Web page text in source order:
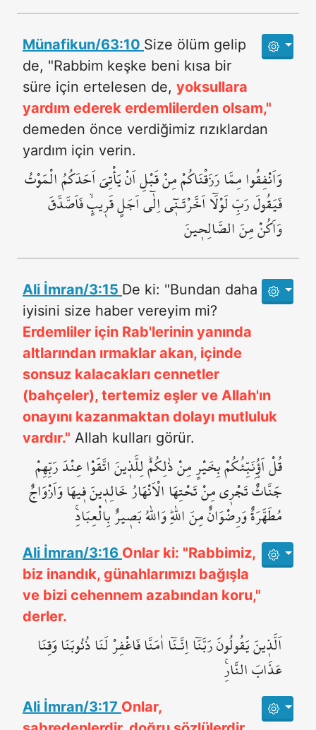
Münafikun/63:10 Size ölüm gelip
de, "Rabbim keşke beni kısa bir
süre için ertelesen de, yoksullara
yardım ederek erdemlilerden olsam,"
demeden önce verdiğimiz rızıklardan
yardım için verin.
وَاَنْفِقُوا مِمَّا رَزَقْنَاكُمْ مِنْ قَبْلِ اَنْ يَأْتِيَ اَحَدَكُمُ الْمَوْتُ
فَيَقُولَ رَبِّ لَوْلَٓا اَخَّرْتَـن۪ٓي اِلٰٓى اَجَلٍ قَر۪يبٍۙ فَاَصَّدَّقَ
وَاَكُنْ مِنَ الصَّالِح۪ينَ
Ali İmran/3:15 De ki: "Bundan daha
iyisini size haber vereyim mi?
Erdemliler için Rab'lerinin yanında
altlarından ırmaklar akan, içinde
sonsuz kalacakları cennetler
(bahçeler), tertemiz eşler ve Allah'ın
onayını kazanmaktan dolayı mutluluk
vardır." Allah kulları görür.
قُلْ اَؤُ۬نَبِّئُكُمْ بِخَيْرٍ مِنْ ذٰلِكُمْۜ لِلَّذ۪ينَ اتَّقَوْا عِنْدَ رَبِّهِمْ
جَنَّاتٌ تَجْر۪ي مِنْ تَحْتِهَا الْاَنْهَارُ خَالِد۪ينَ ف۪يهَا وَاَزْوَاجٌ
مُطَهَّرَةٌ وَرِضْوَانٌ مِنَ اللّٰهِۜ وَاللّٰهُ بَص۪يرٌ بِالْعِبَادِۚ
Ali İmran/3:16 Onlar ki: "Rabbimiz,
biz inandık, günahlarımızı bağışla
ve bizi cehennem azabından koru,"
derler.
اَلَّذ۪ينَ يَقُولُونَ رَبَّنَٓا اِنَّـنَٓا اٰمَنَّا فَاغْفِرْ لَنَا ذُنُوبَنَا وَقِنَا
عَذَابَ النَّارِۚ
Ali İmran/3:17 Onlar,